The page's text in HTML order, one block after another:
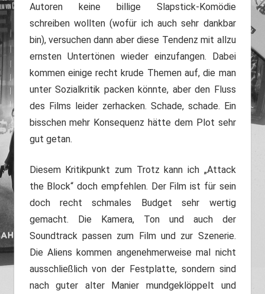
Autoren keine billige Slapstick-Komödie
schreiben wollten (wofür ich auch sehr dankbar
bin), versuchen dann aber diese Tendenz mit allzu
ernsten Untertönen wieder einzufangen. Dabei
kommen einige recht krude Themen auf, die man
unter Sozialkritik packen könnte, aber den Fluss
des Films leider zerhacken. Schade, schade. Ein
bisschen mehr Konsequenz hätte dem Plot sehr
gut getan.
Diesem Kritikpunkt zum Trotz kann ich „Attack
the Block“ doch empfehlen. Der Film ist für sein
doch recht schmales Budget sehr wertig
gemacht. Die Kamera, Ton und auch der
Soundtrack passen zum Film und zur Szenerie.
Die Aliens kommen angenehmerweise mal nicht
ausschließlich von der Festplatte, sondern sind
nach guter alter Manier mundgeklöppelt und